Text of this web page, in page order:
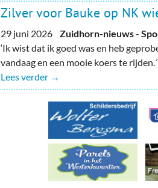
Zilver voor Bauke op NK
29 juni 2026Zuidhorn-nieuws-
‘Ik wist dat ik goed was en heb
vandaag en een mooie koers te rijden.´
Lees verder →